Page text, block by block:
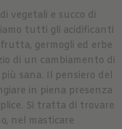
vegetali e succo di
tutti gli acidificanti
germogli ed erbe
di un cambiamento di
sana. Il pensiero del
in piena presenza
Si tratta di trovare
nel masticare